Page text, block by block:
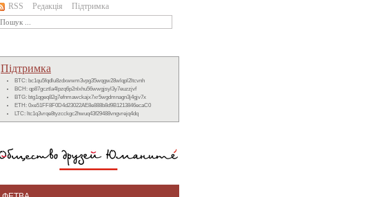
RSS Редакція Підтримка
Підтримка
BTC: bc1qu5fqdlu8zdxwwm3vpg35wqgw28wlqpl2ltcvnh
BCH: qp87gcztla4lpzq6p2nlxhu56wwgjsyl3y7euzzjvf
BTG: btg1qgeq82g7efnmawckajx7xr5wgdmnagn3j4gjv7x
ETH: 0xe51FF8F0D4d23022AE8e888b8d9B1213846ecaC0
LTC: ltc1q3vrqe8tyzcckgc2hwuq43f29488vngvrejq4dq